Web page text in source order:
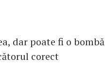
dar poate fi o bombă
corect